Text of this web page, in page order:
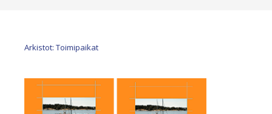
Arkistot: Toimipaikat